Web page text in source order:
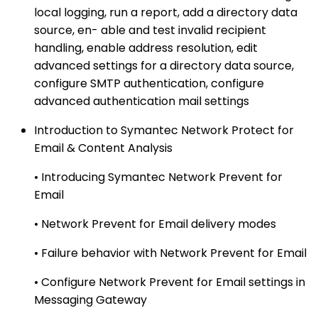
local logging, run a report, add a directory data
source, en- able and test invalid recipient
handling, enable address resolution, edit
advanced settings for a directory data source,
configure SMTP authentication, configure
advanced authentication mail settings
Introduction to Symantec Network Protect for
Email & Content Analysis
• Introducing Symantec Network Prevent for
Email
• Network Prevent for Email delivery modes
• Failure behavior with Network Prevent for Email
• Configure Network Prevent for Email settings in
Messaging Gateway